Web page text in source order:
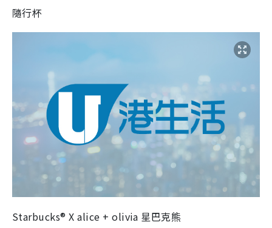
隨行杯
Starbucks® X alice + olivia 星巴克熊